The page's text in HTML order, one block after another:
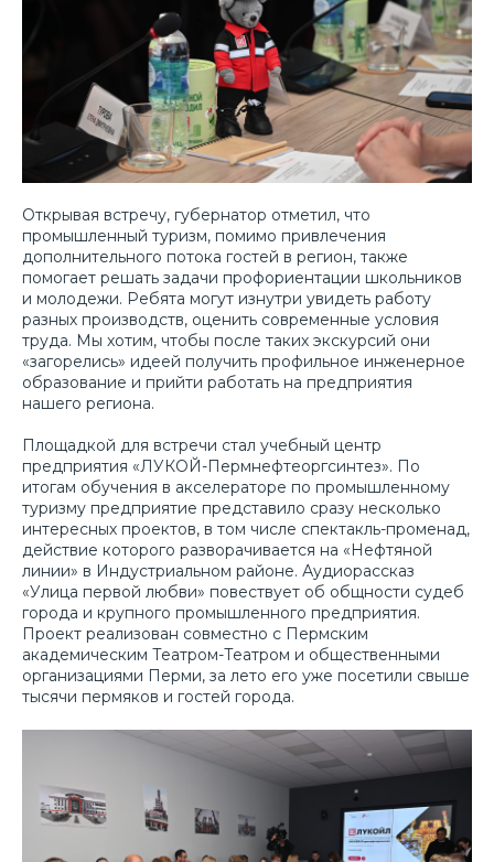
Открывая встречу, губернатор отметил, что
промышленный туризм, помимо привлечения
дополнительного потока гостей в регион, также
помогает решать задачи профориентации школьников
и молодежи. Ребята могут изнутри увидеть работу
разных производств, оценить современные условия
труда. Мы хотим, чтобы после таких экскурсий они
«загорелись» идеей получить профильное инженерное
образование и прийти работать на предприятия
нашего региона.
Площадкой для встречи стал учебный центр
предприятия «ЛУКОЙ-Пермнефтеоргсинтез». По
итогам обучения в акселераторе по промышленному
туризму предприятие представило сразу несколько
интересных проектов, в том числе спектакль-променад,
действие которого разворачивается на «Нефтяной
линии» в Индустриальном районе. Аудиорассказ
«Улица первой любви» повествует об общности судеб
города и крупного промышленного предприятия.
Проект реализован совместно с Пермским
академическим Театром-Театром и общественными
организациями Перми, за лето его уже посетили свыше
тысячи пермяков и гостей города.